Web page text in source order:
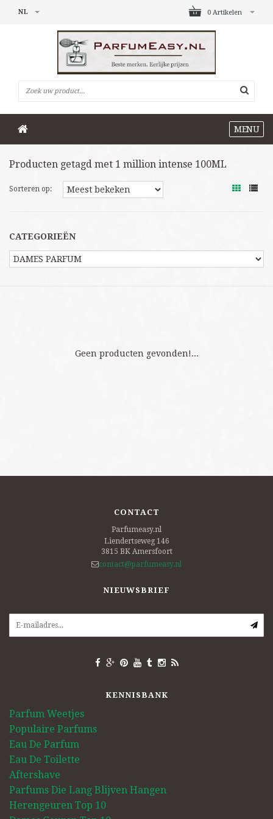
0 Artikelen
NL
MENU
Producten getagd met 1 million intense 100ML
Sorteren op:
CATEGORIEËN
Geen producten gevonden!...
CONTACT
Parfumeasy.nl
Liendertseweg 146
3815 BK Amersfoort
contact@parfumeasy.nl
NIEUWSBRIEF
KENNISBANK
Parfum Weetjes
Populaire Parfums
Eau De Parfum
Eau De Toilette
Aftershave
Parfums Die Lang Blijven Hangen
Herengeuren Top 10